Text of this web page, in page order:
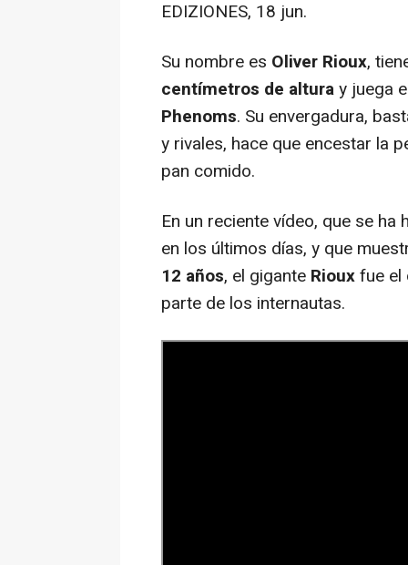
EDIZIONES, 18 jun.
Su nombre es Oliver Rioux,
centímetros de alturay juega
Phenoms. Su envergadura,
y rivales, hace que encestar la
pan comido.
En un reciente vídeo, que se
en los últimos días, y que
12 años, el gigante Riouxfue el
parte de los internautas.